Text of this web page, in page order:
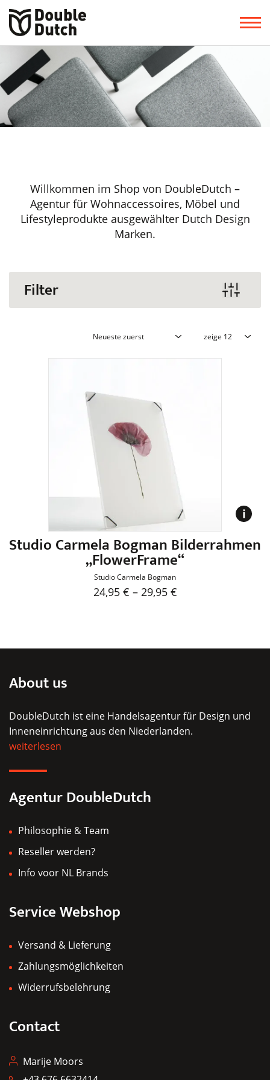
Willkommen im Shop von DoubleDutch –
Agentur für Wohnaccessoires, Möbel und
Lifestyleprodukte ausgewählter Dutch Design
Marken.
Filter
Studio Carmela Bogman Bilderrahmen
„FlowerFrame“
Studio Carmela Bogman
24,95 € – 29,95 €
Optionen
können
gewählt
About us
DoubleDutch ist eine Handelsagentur für Design und
Inneneinrichtung aus den Niederlanden.
weiterlesen
Agentur DoubleDutch
Philosophie & Team
Reseller werden?
Info voor NL Brands
Service Webshop
Versand & Lieferung
Zahlungsmöglichkeiten
Widerrufsbelehrung
Contact
Marije Moors